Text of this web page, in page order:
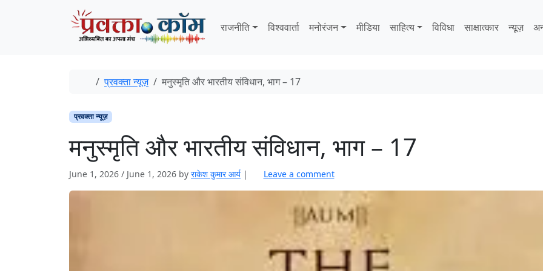
राजनीति
विश्ववार्ता मनोरंजन मीडिया साहित्‍य विविधा साक्षात्‍कार न्यूज़
Home
प्रवक्ता न्यूज़ मनुस्मृति और भारतीय संविधान, भाग – 17
प्रवक्ता न्यूज़
मनुस्मृति और भारतीय संविधान, भाग – 17
June 1, 2026 / June 1, 2026 by राकेश कुमार आर्य | Leave a comment